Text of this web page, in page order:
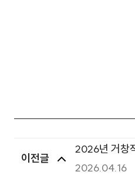
이전글
2026년 거창
찰(2그룹)
2026.04.16